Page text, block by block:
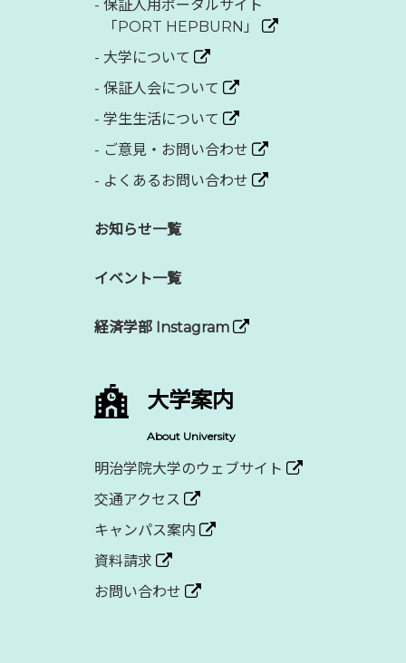
- 保証人用ポータルサイト
「PORT HEPBURN」
- 大学について
- 保証人会について
- 学生生活について
- ご意見・お問い合わせ
- よくあるお問い合わせ
お知らせ一覧
イベント一覧
経済学部 Instagram
大学案内
About University
明治学院大学のウェブサイト
交通アクセス
キャンパス案内
資料請求
お問い合わせ